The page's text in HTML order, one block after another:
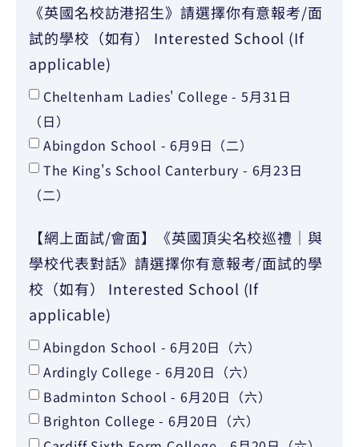
《英國名校訪港招生》請選擇你有意報考/面
試的學校（如有） Interested School (If
applicable)
Cheltenham Ladies' College - 5月31日
（日）
Abingdon School - 6月9日（二）
The King's School Canterbury - 6月23日
（二）
【網上面試/會面】《英國頂尖名校巡禮｜與
學校代表對話》請選擇你有意報考/面試的學
校（如有） Interested School (If
applicable)
Abingdon School - 6月20日（六）
Ardingly College - 6月20日（六）
Badminton School - 6月20日（六）
Brighton College - 6月20日（六）